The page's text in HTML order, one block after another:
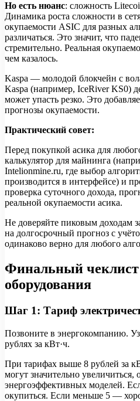
Но есть нюанс: сложность
Динамика роста сложности в
окупаемости ASIC для разных
различаться. Это значит, что
стремительно. Реальная
чем казалось.
Kaspa — молодой блокчейн с
Kaspa (например, IceRiver KS0)
может упасть резко. Это
прогнозы окупаемости.
Практический совет:
Перед покупкой асика для
калькулятор для майнинга
Intelionmine.ru, где выбор
производится в интерфейсе) и
проверка суточного дохода,
реальной окупаемости асика.
Не доверяйте пиковым доходам
на долгосрочный прогноз с
одинаково верно для любого
Финальный чеклист
оборудования
Шаг 1: Тариф
Позвоните в энергокомпанию.
рублях за кВт·ч.
При тарифах выше 8 рублей за
могут значительно
энергоэффективных моделей.
окупиться. Если меньше 5 —